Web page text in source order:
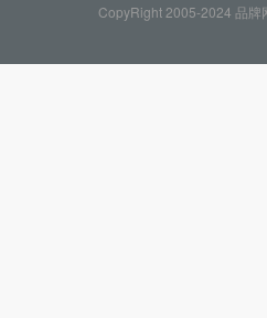
CopyRight 2005-2024 品牌